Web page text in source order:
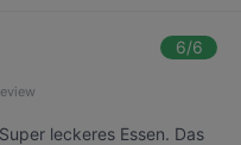
6/6
leckeres Essen. Das